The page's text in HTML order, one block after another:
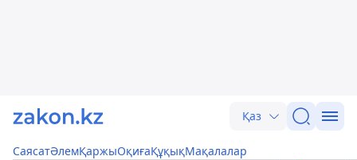
Қаз
СаясатӘлемҚаржыОқиғаҚұқықМақалалар